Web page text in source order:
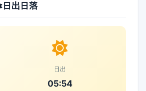
日出日落
日出
05:54